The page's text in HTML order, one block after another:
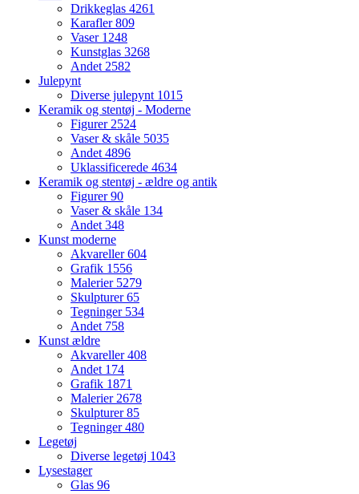
Drikkeglas 4261
Karafler809
Vaser 1248
Kunstglas 3268
Andet 2582
Julepynt
Diverse julepynt 1015
Keramik og stentøj - Moderne
Figurer 2524
Vaser & skåle 5035
Andet 4896
Uklassificerede 4634
Keramik og stentøj - ældre og antik
Figurer90
Vaser & skåle 134
Andet 348
Kunst moderne
Akvareller604
Grafik 1556
Malerier 5279
Skulpturer65
Tegninger 534
Andet 758
Kunst ældre
Akvareller408
Andet 174
Grafik 1871
Malerier 2678
Skulpturer85
Tegninger480
Legetøj
Diverse legetøj 1043
Lysestager
Glas 96